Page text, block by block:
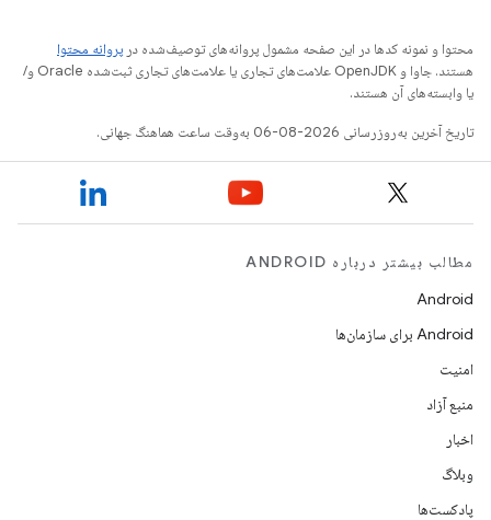
محتوا و نمونه کدها در این صفحه مشمول پروانه‌های توصیف‌شده در پروانه محتوا
هستند. جاوا و OpenJDK علامت‌های تجاری یا علامت‌های تجاری ثبت‌شده Oracle و/
یا وابسته‌های آن هستند.
تاریخ آخرین به‌روزرسانی 2026-08-06 به‌وقت ساعت هماهنگ جهانی.
مطالب بیشتر درباره ANDROID
Android
Android برای سازمان‌ها
امنیت
منبع آزاد
اخبار
وبلاگ
پادکست‌ها